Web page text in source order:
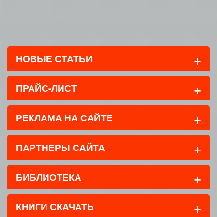
НОВЫЕ СТАТЬИ +
ПРАЙС-ЛИСТ +
РЕКЛАМА НА САЙТЕ +
ПАРТНЕРЫ САЙТА +
БИБЛИОТЕКА +
КНИГИ СКАЧАТЬ +